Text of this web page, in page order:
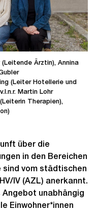
(Leitende Ärztin), Annina
(Leiter Hotellerie und
Martin Lohr
Therapien),
über die
in den Bereichen
sind vom städtischen
IV (AZL) anerkannt.
unabhängig
Einwohner*innen